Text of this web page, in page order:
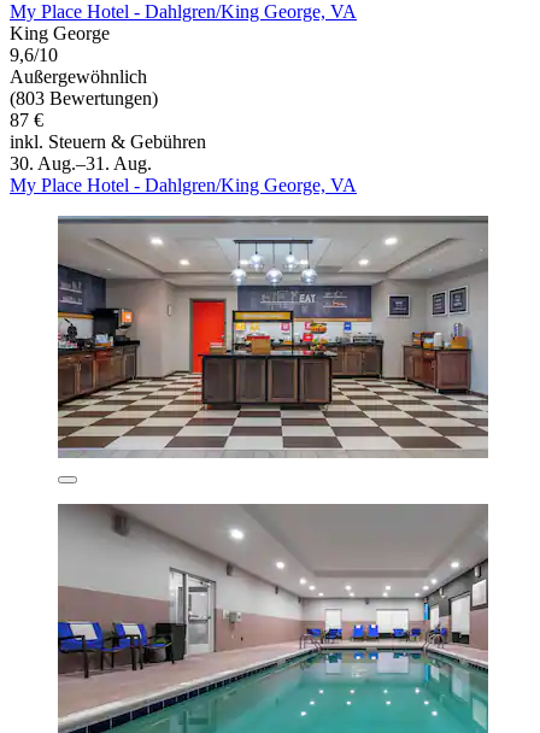
My Place Hotel - Dahlgren/King George, VA
King George
9,6/10
Außergewöhnlich
(803 Bewertungen)
87 €
inkl. Steuern & Gebühren
30. Aug.–31. Aug.
My Place Hotel - Dahlgren/King George, VA